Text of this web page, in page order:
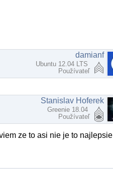
damianf
Ubuntu 12.04 LTS
Používateľ
Stanislav Hoferek
Greenie 18.04
Používateľ
ze to asi nie je to najlepsie